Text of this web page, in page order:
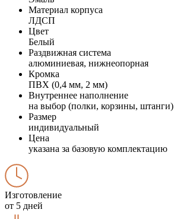
Материал корпуса
ЛДСП
Цвет
Белый
Раздвижная система
алюминиевая, нижнеопорная
Кромка
ПВХ (0,4 мм, 2 мм)
Внутреннее наполнение
на выбор (полки, корзины, штанги)
Размер
индивидуальный
Цена
указана за базовую комплектацию
Изготовление
от 5 дней